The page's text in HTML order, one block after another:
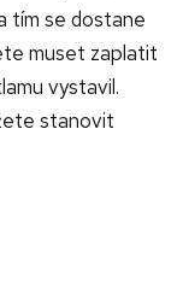
tím se dostane
muset zaplatit
vystavil.
stanovit